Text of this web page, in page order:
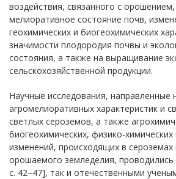
воздействия, связанного с
мелиоративное состояние почв,
геохимических и биогеохимических
значимости плодородия почвы и
состояния, а также на выращивание
сельскохозяйственной продукции.
Научные исследования, направленные
агромелиоративных характеристик и
светлых сероземов, а также
биогеохимических, физико-
изменений, происходящих в
орошаемого земледелия,
с. 42–47], так и отечественными